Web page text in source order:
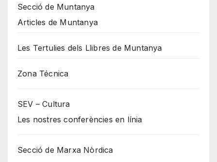
Secció de Muntanya
Articles de Muntanya
Les Tertulies dels Llibres de Muntanya
Zona Técnica
SEV – Cultura
Les nostres conferències en línia
Secció de Marxa Nòrdica